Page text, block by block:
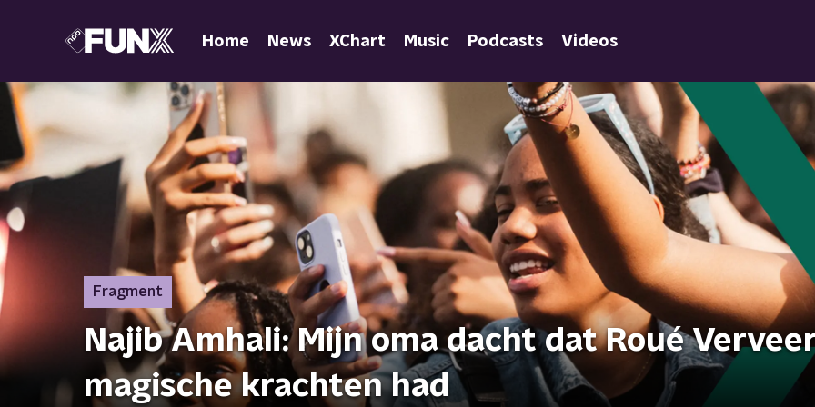
Home News XChart Music Podcasts Videos
Fragment
Najib Amhali: Mijn oma dacht dat Roué
magische krachten had